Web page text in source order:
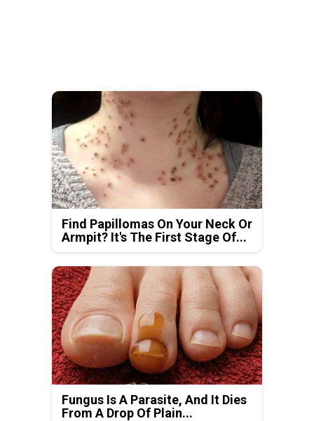
Find Papillomas On Your Neck Or
Armpit? It's The First Stage Of...
Fungus Is A Parasite, And It Dies
From A Drop Of Plain...